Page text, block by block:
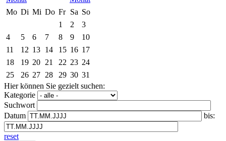
Mo Di Mi Do Fr Sa So
1
2
3
4
5 6 7 8 9
10
11
12 13 14 15 16 17
18
19 20 21 22 23 24
25
26 27 28 29 30 31
Hier können Sie gezielt suchen:
Kategorie
Suchwort
Datum
bis:
reset